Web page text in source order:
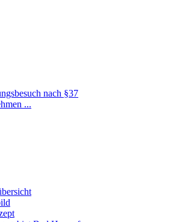
nach §37
...